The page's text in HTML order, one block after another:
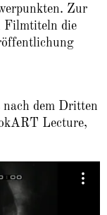
Zur
Filmtiteln die
dem Dritten
Lecture,